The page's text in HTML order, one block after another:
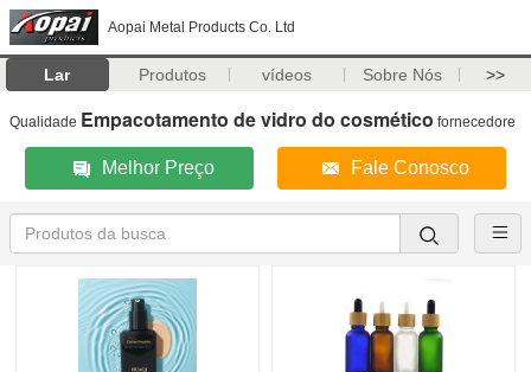
Aopai Metal Products Co. Ltd
Lar Produtos vídeos Sobre Nós >>
Qualidade Empacotamento de vidro do cosmético fornecedore
Melhor Preço Fale Conosco